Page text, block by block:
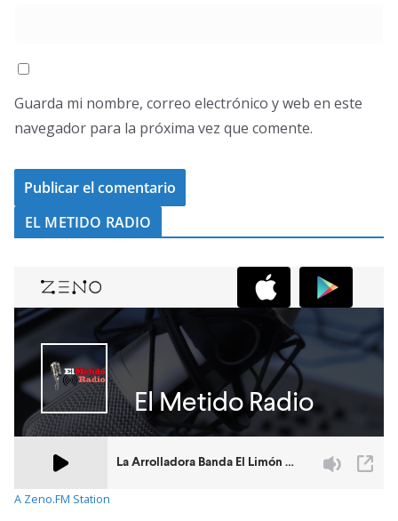
Guarda mi nombre, correo electrónico y web en este
navegador para la próxima vez que comente.
EL METIDO RADIO
A Zeno.FM Station